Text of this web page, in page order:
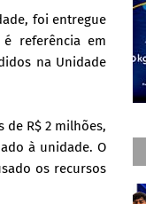
foi entregue
referência em
na Unidade
R$ 2 milhões,
à unidade. O
os recursos